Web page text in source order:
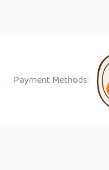
Payment Methods: